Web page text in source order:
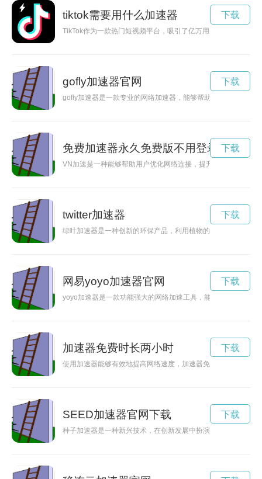
tiktok需要用什么加速器
TikTok作为一款热门短视频平台，吸引了亿万用户，但有时视
下载
gofly加速器官网
gofly加速器是一款专业的网络加速器，能够帮助用户畅游互联
下载
免费加速器永久免费版不用登录
VN加速是一种能够帮助用户优化网络连接，提升网速的技术解
下载
twitter加速器
绿叶加速器是一种创新的环保产品，利用植物的光合作用原理
下载
网易yoyo加速器官网
yoyo加速器是一款功能强大的网络加速工具，能够提升网络连
下载
加速器免费时长两小时
使用加速器能够有效地提高网络速度，加速器免费时长更是让
下载
SEED加速器官网下载
种子加速器是一种新兴技术，在创新发展中扮演着重要角色。
下载